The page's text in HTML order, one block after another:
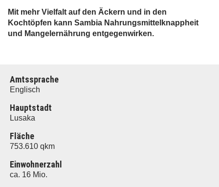
Mit mehr Vielfalt auf den Äckern und in den
Kochtöpfen kann Sambia Nahrungsmittelknappheit
und Mangelernährung entgegenwirken.
Amtssprache
Englisch
Hauptstadt
Lusaka
Fläche
753.610 qkm
Einwohnerzahl
ca. 16 Mio.